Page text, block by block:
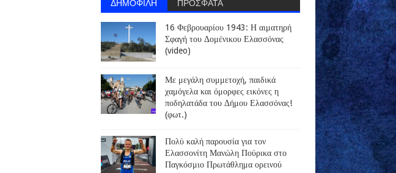
16 Φεβρουαρίου 1943: Η αιματηρή
Σφαγή του Δομένικου Ελασσόνας
(video)
Με μεγάλη συμμετοχή, παιδικά
χαμόγελα και όμορφες εικόνες η
ποδηλατάδα του Δήμου Ελασσόνας!
(φωτ.)
Πολύ καλή παρουσία για τον
Ελασσονίτη Μανώλη Πούρικα στο
Παγκόσμιο Πρωτάθλημα ορεινού